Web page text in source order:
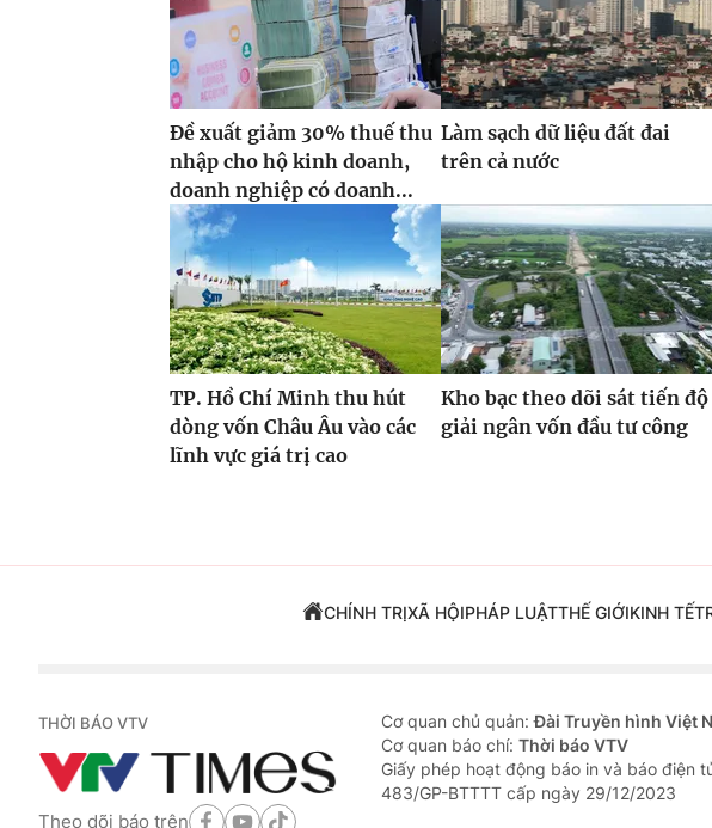
Đề xuất giảm 30% thuế thu
nhập cho hộ kinh doanh,
doanh nghiệp có doanh...
Làm sạch dữ liệu đất đai
trên cả nước
TP. Hồ Chí Minh thu hút
dòng vốn Châu Âu vào các
lĩnh vực giá trị cao
Kho bạc theo dõi sát tiến độ
giải ngân vốn đầu tư công
CHÍNH TRỊXÃ HỘIPHÁP LUẬTTHẾ GIỚIKINH TẾ
THỜI BÁO VTV
Theo dõi báo trên
Cơ quan chủ quản:Đài Truyền hình Việt
Cơ quan báo chí: Thời báo VTV
Giấy phép hoạt động báo in và báo điện
483/GP-BTTTT cấp ngày 29/12/2023